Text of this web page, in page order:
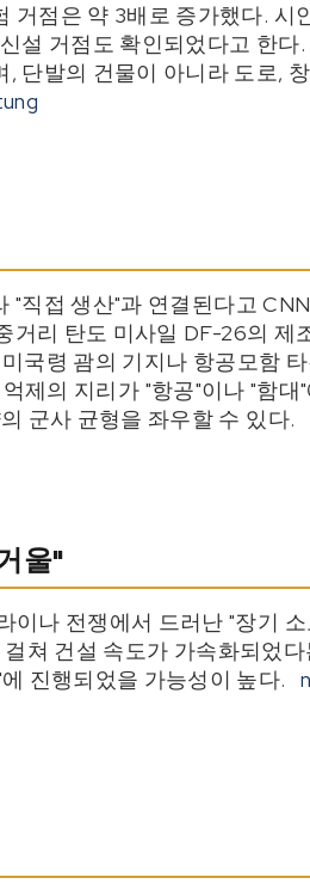
점은 약 3배로 증가했다. 시
설 거점도 확인되었다고 한다
단발의 건물이 아니라 도로,
직접 생산"과 연결된다고
리 탄도 미사일 DF-26의 제
국령 괌의 기지나 항공모함
제의 지리가 "항공"이나 "함대
군사 균형을 좌우할 수 있다.
울"
나 전쟁에서 드러난 "장기
쳐 건설 속도가 가속화되었
진행되었을 가능성이 높다.